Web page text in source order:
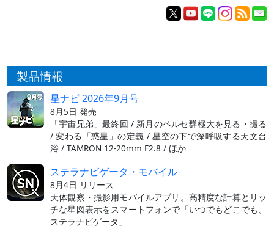
製品情報
星ナビ 2026年9月号
8月5日 発売
「宇宙兄弟」最終回 / 新月のペルセ群極大を見る・撮る
/ 変わる「惑星」の定義 / 星空の下で深呼吸する天文台
浴 / TAMRON 12-20mm F2.8 / ほか
ステラナビゲータ・モバイル
8月4日 リリース
天体観察・撮影用モバイルアプリ。高精度な計算とリッ
チな星図表示をスマートフォンで「いつでもどこでも、
ステラナビゲータ」